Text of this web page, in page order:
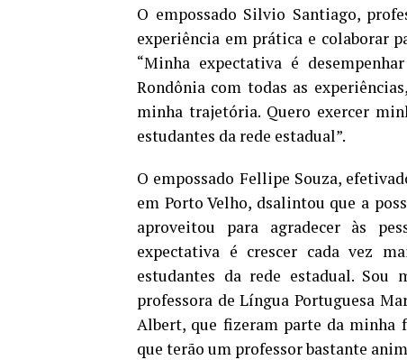
O empossado Silvio Santiago,
experiência em prática e colaborar
“Minha expectativa é
Rondônia com todas as
minha trajetória. Quero exercer
estudantes da rede estadual”.
O empossado Fellipe Souza,
em Porto Velho, dsalintou que a
aproveitou para agradecer às
expectativa é crescer cada vez
estudantes da rede estadual.
professora de Língua Portuguesa
Albert, que fizeram parte da minha
que terão um professor bastante